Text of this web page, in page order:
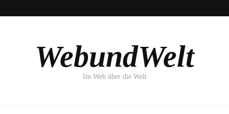
WebundWelt
Im Web über die Welt